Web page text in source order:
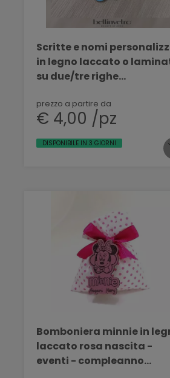
Scritte e nomi
in legno laccato o
su due/tre righe
prezzo a partire da
€ 4,00 /pz
DISPONIBILE IN 3 GIORNI
Bomboniera minnie in
laccato rosa nascita -
eventi - compleanno